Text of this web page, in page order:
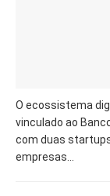
O ecossistema
vinculado ao
com duas
empresas...